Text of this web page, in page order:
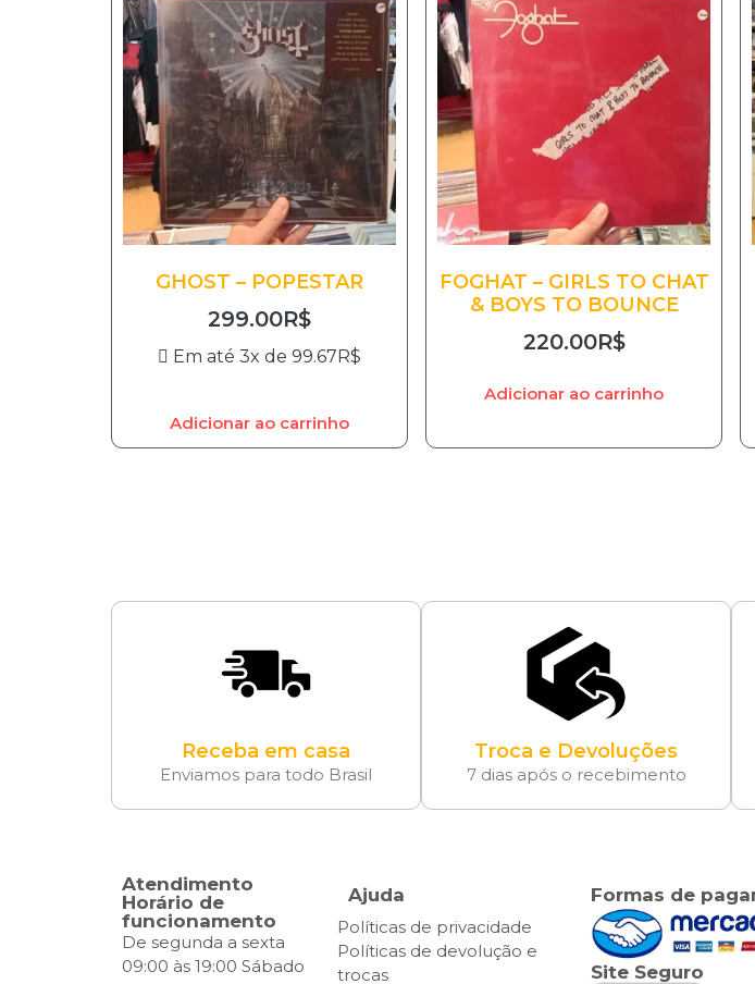
GHOST – POPESTAR
299.00R$
Em até 3x de 99.67R$
Adicionar ao carrinho
FOGHAT – GIRLS TO CHAT
& BOYS TO BOUNCE
220.00R$
Adicionar ao carrinho
Receba em casa
Enviamos para todo Brasil
Troca e Devoluções
7 dias após o recebimento
Atendimento
Horário de
funcionamento
De segunda a sexta
09:00 às 19:00 Sábado
Ajuda
Políticas de privacidade
Políticas de devolução e
trocas
Formas de
Site Seguro